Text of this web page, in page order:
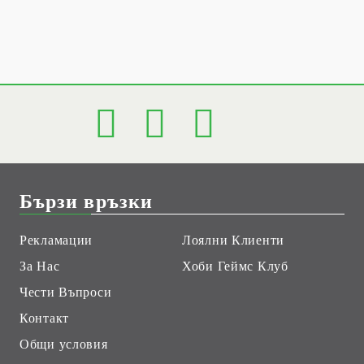
Бързи връзки
Рекламации
За Нас
Чести Въпроси
Контакт
Общи условия
Лоялни Клиенти
Хоби Геймс Клуб